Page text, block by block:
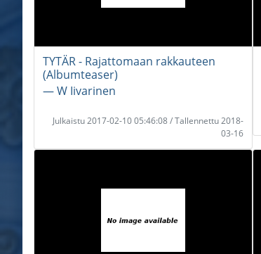
TYTÄR - Rajattomaan rakkauteen
(Albumteaser)
― W Iivarinen
Julkaistu 2017-02-10 05:46:08 / Tallennettu 2018-
03-16